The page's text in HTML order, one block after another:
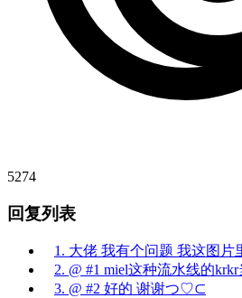
5274
回复列表
1. 大佬 我有个问题 我这图片
2. @ #1 miel这种流水线的krkr
3. @ #2 好的 谢谢つ♡⊂